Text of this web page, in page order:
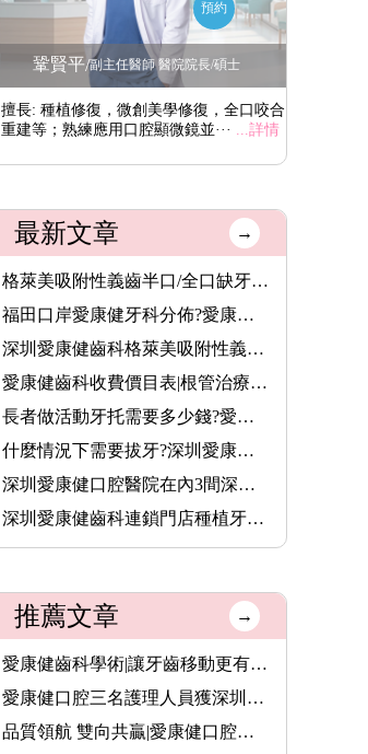
李川/主治醫師 口腔醫院院長
預約
擅長: 各類牙列缺損、牙列缺失的種植修復
重建，特別是在復雜骨缺損條件···
...詳情
最新文章 →
格萊美吸附性義齒半口/全口缺牙者的穩固新選擇,活動牙可以香港長···
福田口岸愛康健牙科分佈?愛康健齒科收費價錢2026
深圳愛康健齒科格萊美吸附性義齒半口價錢7000元,全口費用13800元···
愛康健齒科收費價目表|根管治療8.5折,保健洗牙68元,特價植牙3680···
長者做活動牙托需要多少錢?愛康健齒科格萊美吸附性義齒價格(半口···
什麼情況下需要拔牙?深圳愛康健齒科拔牙價錢收費價目表2025
深圳愛康健口腔醫院在內3間深圳醫療機構,8月14日起可用香港長者醫···
深圳愛康健齒科連鎖門店種植牙價格表2026|愛康健進口植牙3680元起···
推薦文章 →
愛康健齒科學術|讓牙齒移動更有效 韓國慶北大學博士開講微種植支···
愛康健口腔三名護理人員獲深圳市消毒供應競賽三等獎
品質領航 雙向共贏|愛康健口腔以卓越醫療品質賦能深港醫療新藍圖